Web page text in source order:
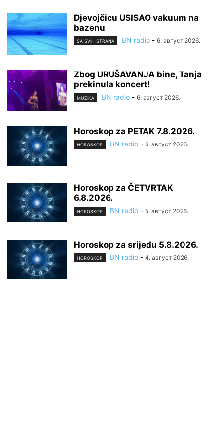
Djevojčicu USISAO vakuum na
bazenu
SA SVIH STRANA BN radio - 6. август 2026.
Zbog URUŠAVANJA bine, Tanja
prekinula koncert!
MUZIKA BN radio - 6. август 2026.
Horoskop za PETAK 7.8.2026.
HOROSKOP BN radio - 6. август 2026.
Horoskop za ČETVRTAK
6.8.2026.
HOROSKOP BN radio - 5. август 2026.
Horoskop za srijedu 5.8.2026.
HOROSKOP BN radio - 4. август 2026.